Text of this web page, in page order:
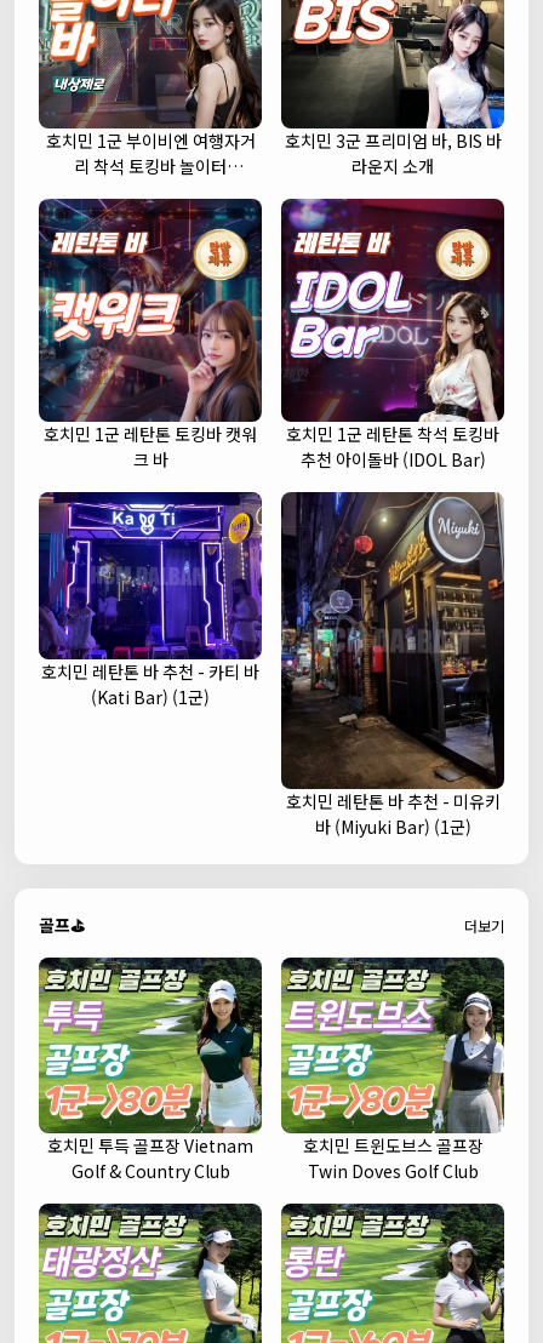
호치민 1군 부이비엔 여행자거
리 착석 토킹바 놀이터
호치민 3군 프리미엄 바, BIS 바
라운지 소개
호치민 1군 레탄톤 토킹바 캣워
크 바
호치민 1군 레탄톤 착석 토킹바
추천 아이돌바 (IDOL Bar)
호치민 레탄톤 바 추천 - 카티 바
(Kati Bar) (1군)
호치민 레탄톤 바 추천 - 미유키
바 (Miyuki Bar) (1군)
골프⛳ 더보기
호치민 투득 골프장 Vietnam
Golf & Country Club
호치민 트윈도브스 골프장
Twin Doves Golf Club